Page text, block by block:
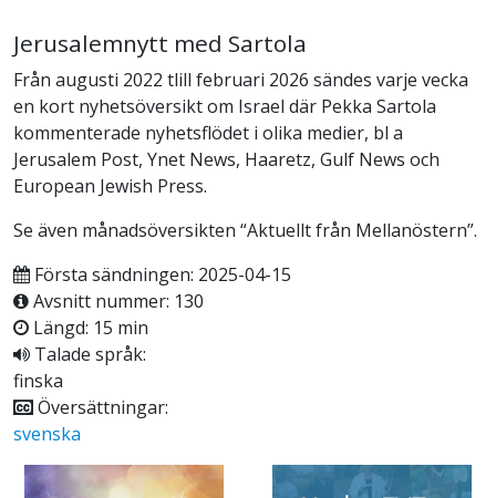
Jerusalemnytt med Sartola
Från augusti 2022 tlill februari 2026 sändes varje vecka
en kort nyhetsöversikt om Israel där Pekka Sartola
kommenterade nyhetsflödet i olika medier, bl a
Jerusalem Post, Ynet News, Haaretz, Gulf News och
European Jewish Press.
Se även månadsöversikten “Aktuellt från Mellanöstern”.
Första sändningen: 2025-04-15
Avsnitt nummer: 130
Längd: 15 min
Talade språk:
finska
Översättningar:
svenska